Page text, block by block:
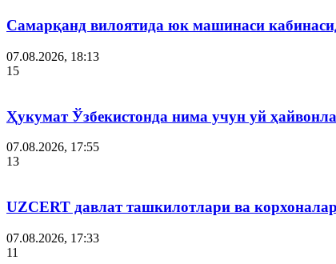
Самарқанд вилоятида юк машинаси
07.08.2026, 18:13
15
Ҳукумат Ўзбекистонда нима учун уй
07.08.2026, 17:55
13
UZCERT давлат ташкилотлари ва
07.08.2026, 17:33
11